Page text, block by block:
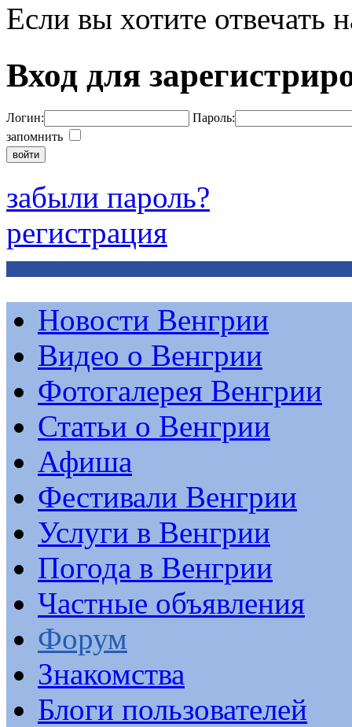
Если вы хотите отвечать
Вход для
Логин:
Пароль:
запомнить
забыли пароль?
регистрация
Новости Венгрии
Видео о Венгрии
Фотогалерея Венгрии
Статьи о Венгрии
Афиша
Фестивали Венгрии
Услуги в Венгрии
Погода в Венгрии
Частные объявления
Форум
Знакомства
Блоги пользователей